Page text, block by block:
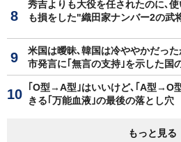
秀吉よりも大役を任されたのに､
も損をした"織田家ナンバー2の武
米国は曖昧､韓国は冷ややかだっ
市発言に｢無言の支持｣を示した国
｢O型→A型｣はいいけど､｢A型→O
きる｢万能血液｣の最後の落とし穴
もっと見る